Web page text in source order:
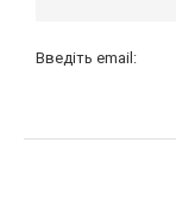
Введіть email: